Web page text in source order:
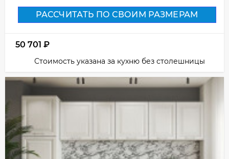
РАССЧИТАТЬ ПО СВОИМ РАЗМЕРАМ
50 701 ₽
Стоимость указана за кухню без столешницы